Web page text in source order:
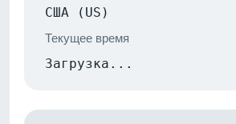
США (US)
Текущее время
Загрузка...